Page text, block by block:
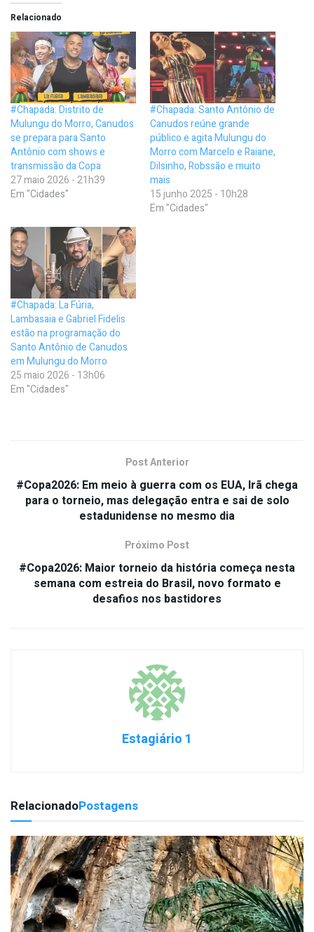
Relacionado
#Chapada: Distrito de
Mulungu do Morro, Canudos
se prepara para Santo
Antônio com shows e
transmissão da Copa
27 maio 2026 - 21h39
Em "Cidades"
#Chapada: Santo Antônio de
Canudos reúne grande
público e agita Mulungu do
Morro com Marcelo e Raiane,
Dilsinho, Robssão e muito
mais
15 junho 2025 - 10h28
Em "Cidades"
#Chapada: La Fúria,
Lambasaia e Gabriel Fidelis
estão na programação do
Santo Antônio de Canudos
em Mulungu do Morro
25 maio 2026 - 13h06
Em "Cidades"
Post Anterior
#Copa2026: Em meio à guerra com os EUA, Irã chega
para o torneio, mas delegação entra e sai de solo
estadunidense no mesmo dia
Próximo Post
#Copa2026: Maior torneio da história começa nesta
semana com estreia do Brasil, novo formato e
desafios nos bastidores
Estagiário 1
RelacionadoPostagens